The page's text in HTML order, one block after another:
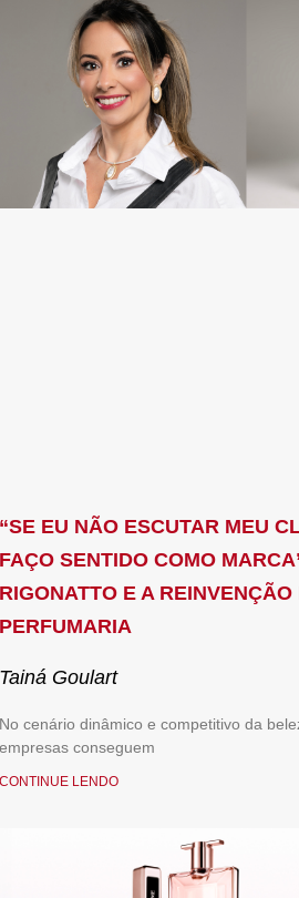
“SE EU NÃO ESCUTAR MEU
FAÇO SENTIDO COMO
RIGONATTO E A REINVENÇÃO
PERFUMARIA
Tainá Goulart
No cenário dinâmico e competitivo da
empresas conseguem
CONTINUE LENDO